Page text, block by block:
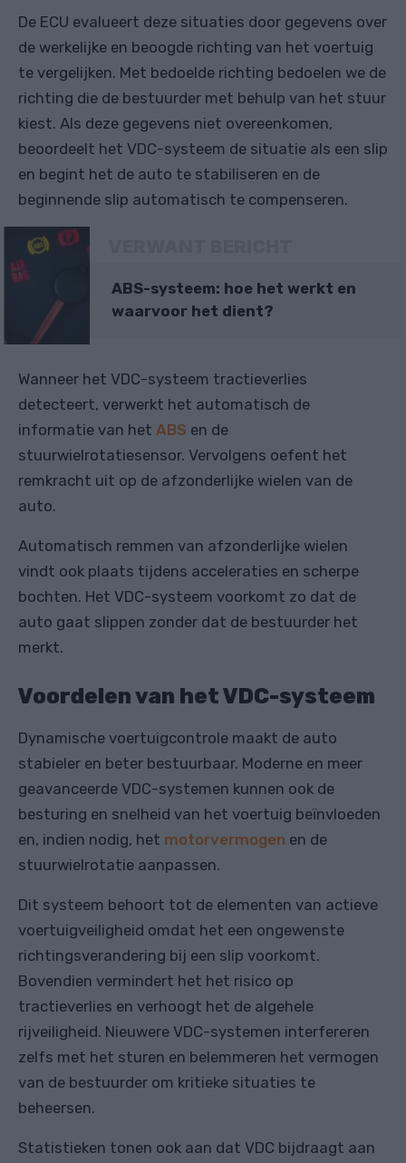
De ECU evalueert deze situaties door gegevens over
de werkelijke en beoogde richting van het voertuig
te vergelijken. Met bedoelde richting bedoelen we de
richting die de bestuurder met behulp van het stuur
kiest. Als deze gegevens niet overeenkomen,
beoordeelt het VDC-systeem de situatie als een slip
en begint het de auto te stabiliseren en de
beginnende slip automatisch te compenseren.
ABS-systeem: hoe het werkt en
waarvoor het dient?
Wanneer het VDC-systeem tractieverlies
detecteert, verwerkt het automatisch de
informatie van het ABS en de
stuurwielrotatiesensor. Vervolgens oefent het
remkracht uit op de afzonderlijke wielen van de
auto.
Automatisch remmen van afzonderlijke wielen
vindt ook plaats tijdens acceleraties en scherpe
bochten. Het VDC-systeem voorkomt zo dat de
auto gaat slippen zonder dat de bestuurder het
merkt.
Voordelen van het VDC-systeem
Dynamische voertuigcontrole maakt de auto
stabieler en beter bestuurbaar. Moderne en meer
geavanceerde VDC-systemen kunnen ook de
besturing en snelheid van het voertuig beïnvloeden
en, indien nodig, het motorvermogen en de
stuurwielrotatie aanpassen.
Dit systeem behoort tot de elementen van actieve
voertuigveiligheid omdat het een ongewenste
richtingsverandering bij een slip voorkomt.
Bovendien vermindert het het risico op
tractieverlies en verhoogt het de algehele
rijveiligheid. Nieuwere VDC-systemen interfereren
zelfs met het sturen en belemmeren het vermogen
van de bestuurder om kritieke situaties te
beheersen.
Statistieken tonen ook aan dat VDC bijdraagt ​​aan